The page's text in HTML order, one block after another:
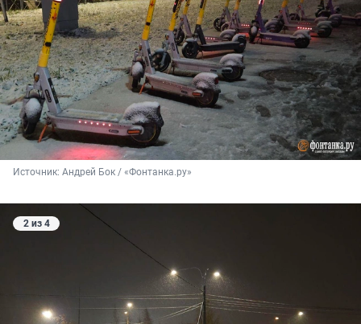
Источник: Андрей Бок / «Фонтанка.ру»
2 из 4